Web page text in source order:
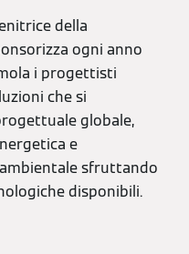
della
ogni anno
i progettisti
che si
globale,
e
sfruttando
disponibili.